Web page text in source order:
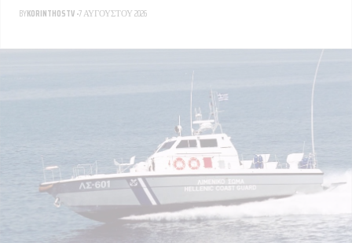
BYKORINTHOSTV 7 ΑΥΓΟΎΣΤΟΥ 2026